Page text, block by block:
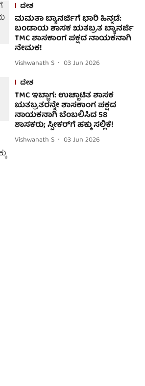
ದೇಶ
ಮಮತಾ ಬ್ಯಾನರ್ಜಿಗೆ ಭಾರಿ ಹಿನ್ನಡೆ:
ಬಂಡಾಯ ಶಾಸಕ ಋತಬ್ರತ ಬ್ಯಾನರ್ಜಿ
TMC ಶಾಸಕಾಂಗ ಪಕ್ಷದ ನಾಯಕನಾಗಿ
ನೇಮಕ!
Vishwanath S
03 Jun 2026
ದೇಶ
TMC ಇಬ್ಭಾಗ: ಉಚ್ಚಾಟಿತ ಶಾಸಕ
ಋತಬ್ರತರನ್ನೇ ಶಾಸಕಾಂಗ ಪಕ್ಷದ
ನಾಯಕನಾಗಿ ಬೆಂಬಲಿಸಿದ 58
ಶಾಸಕರು; ಸ್ಪೀಕರ್‌ಗೆ ಹಕ್ಕು ಸಲ್ಲಿಕೆ!
Vishwanath S 03 Jun 2026